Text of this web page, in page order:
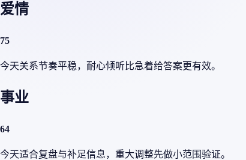
爱情
75
今天关系节奏平稳，耐心倾听比急着给答案更有效。
事业
64
今天适合复盘与补足信息，重大调整先做小范围验证。